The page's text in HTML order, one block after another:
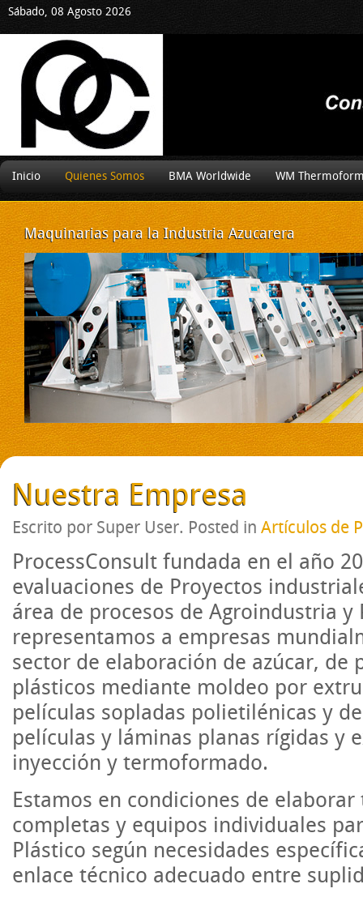
Sábado, 08 Agosto 2026
Inicio Quienes Somos BMA Worldwide WM
Maquinariaspara la Industria Azucarera
Nuestra Empresa
Escrito por Super User. Posted in Artículos de
ProcessConsult fundada en el año
evaluaciones de Proyectos
área de procesos de Agroindustria
representamos a empresas
sector de elaboración de azúcar, de
plásticos mediante moldeo por
películas sopladas polietilénicas y
películas y láminas planas rígidas y
inyección y termoformado.
Estamos en condiciones de
completas y equipos individuales
Plástico según necesidades
enlace técnico adecuado entre